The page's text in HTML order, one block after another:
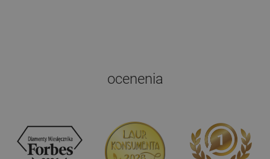
ocenenia